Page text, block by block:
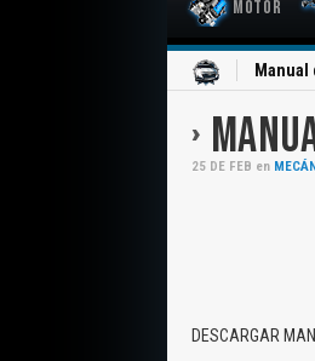
Motor
Manual
25 DE FEB en
DESCARGAR